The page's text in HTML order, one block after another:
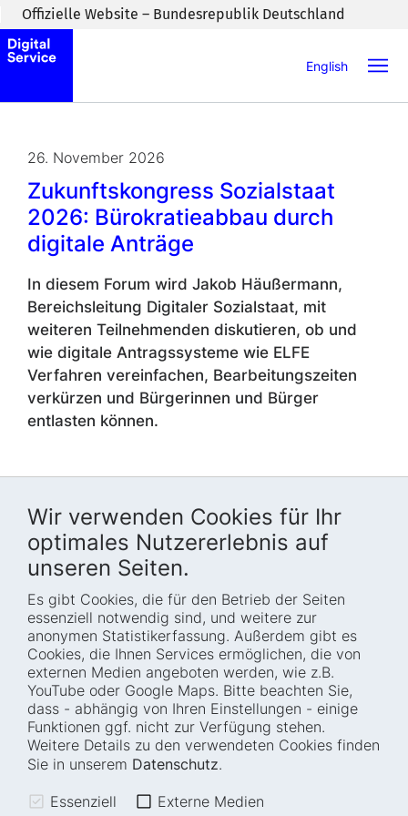
Wir verwenden Cookies für Ihr
optimales Nutzererlebnis auf
unseren Seiten.
Es gibt Cookies, die für den Betrieb der Seiten
essenziell notwendig sind, und weitere zur
anonymen Statistikerfassung. Außerdem gibt es
Cookies, die Ihnen Services ermöglichen, die von
externen Medien angeboten werden, wie z.B.
YouTube oder Google Maps. Bitte beachten Sie,
dass - abhängig von Ihren Einstellungen - einige
Funktionen ggf. nicht zur Verfügung stehen.
Weitere Details zu den verwendeten Cookies finden
Sie in unserem Datenschutz.
Essenziell Externe Medien
Zum Inhaltsbereich wechseln
Offizielle Website – Bundesrepublik Deutschland
English
26. November 2026
Zukunftskongress Sozialstaat
2026: Bürokratieabbau durch
digitale Anträge
In diesem Forum wird Jakob Häußermann,
Bereichsleitung Digitaler Sozialstaat, mit
weiteren Teilnehmenden diskutieren, ob und
wie ​​​​​​digitale Antragssysteme wie ELFE
Verfahren vereinfachen, Bearbeitungszeiten
verkürzen und Bürgerinnen und Bürger
entlasten können.
Startseite
Wer wir sind
Wie wir arbeiten
Projekte
Fellowships
Karriere
Blog
Presse
Termine
Barrierefreiheit
Transparenz
Glossar
Anfahrt und
Leichte Sprache
Impressum